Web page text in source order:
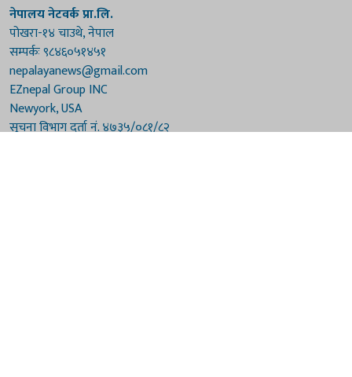
नेपालय नेटवर्क प्रा.लि.
पोखरा-१४ चाउथे, नेपाल
सम्पर्कः ९८४६०५१४५१
nepalayanews@gmail.com
EZnepal Group INC
Newyork, USA
सूचना विभाग दर्ता नं. ४७३५/०८१/८२